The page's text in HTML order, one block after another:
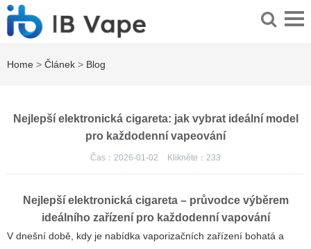
Home > Článek > Blog
Nejlepší elektronická cigareta: jak vybrat ideální model
pro každodenní vapeování
Čas：2026-01-02 Klikněte： 233
Nejlepší elektronická cigareta– průvodce výběrem
ideálního zařízení pro každodenní vapování
V dnešní době, kdy je nabídka vaporizačních zařízení bohatá a